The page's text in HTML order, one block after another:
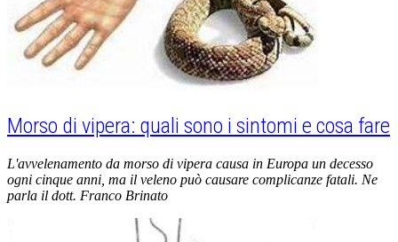
Morso di vipera: quali sono i sintomi e cosa fare
L'avvelenamento da morso di vipera causa in Europa un decesso
ogni cinque anni, ma il veleno può causare complicanze fatali. Ne
parla il dott. Franco Brinato